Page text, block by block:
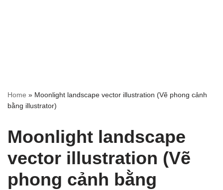
Home » Moonlight landscape vector illustration (Vẽ phong cảnh
bằng illustrator)
Moonlight landscape
vector illustration (Vẽ
phong cảnh bằng